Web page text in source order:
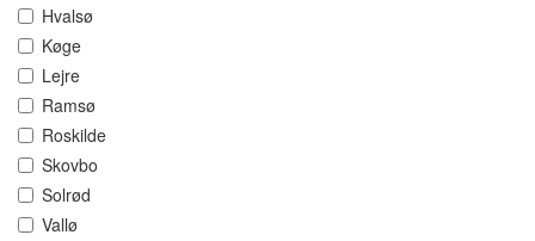
Hvalsø
Køge
Lejre
Ramsø
Roskilde
Skovbo
Solrød
Vallø